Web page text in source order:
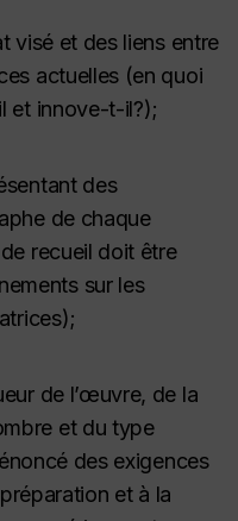
visé et des liens entre
actuelles (en quoi
et innove-t-il?);
des
de chaque
recueil doit être
sur les
de l’œuvre, de la
et du type
des exigences
et à la